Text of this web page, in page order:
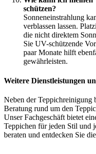
schützen?
Sonneneinstrahlung
verblassen lassen.
die nicht direktem
Sie UV-schützende
paar Monate hilft
gewährleisten.
Weitere Dienstleistungen
Neben der Teppichreinigung
Beratung rund um den
Unser Fachgeschäft bietet
Teppichen für jeden Stil und
beraten und entdecken Sie